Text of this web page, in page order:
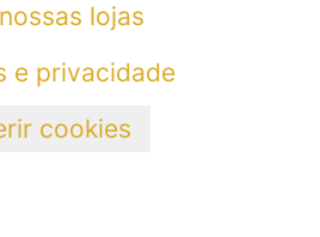
lojas
e privacidade
cookies